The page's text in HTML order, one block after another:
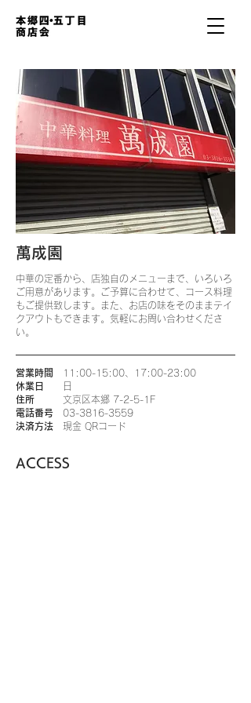
萬成園
中華の定番から、店独自のメニューまで、いろいろ
ご用意があります。ご予算に合わせて、コース料理
もご提供致します。また、お店の味をそのままテイ
クアウトもできます。気軽にお問い合わせくださ
い。
営業時間
11:00-15:00、17:00-23:00
休業日
日
住所 文京区本郷 7-2-5-1F
電話番号 03-3816-3559
決済方法 現金 QRコード
ACCESS